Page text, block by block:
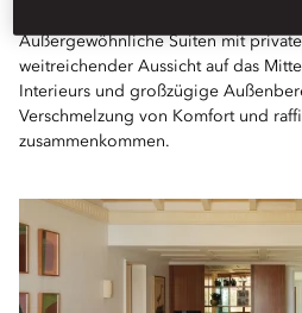
Außergewöhnliche Suiten mit
weitreichender Aussicht auf das
Interieurs und großzügige
Verschmelzung von Komfort und
zusammenkommen.